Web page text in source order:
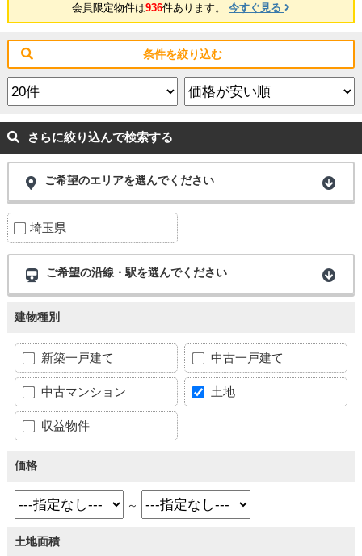
会員限定物件は936件あります。 今すぐ見る
条件を絞り込む
さらに絞り込んで検索する
ご希望のエリアを選んでください
埼玉県
ご希望の沿線・駅を選んでください
建物種別
新築一戸建て 中古一戸建て
中古マンション 土地
収益物件
価格
～
土地面積